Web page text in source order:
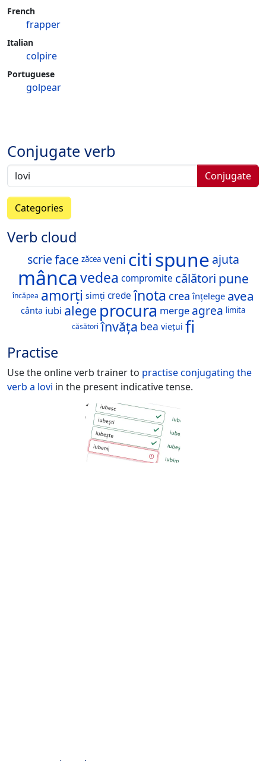
French
frapper
Italian
colpire
Portuguese
golpear
Conjugate verb
Conjugate
Categories
Verb cloud
scrieface zăcea veni citispune ajuta
mâncavedea compromite călători pune
încăpea amorți simți crede înota crea înțelege avea
cânta iubi alege procura merge agrea limita
căsători învăța bea viețui fi
Practise
Use the online verb trainer to practise conjugating the
verb a lovi in the present indicative tense.